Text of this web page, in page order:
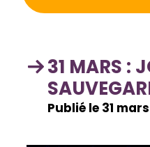
31 MARS :
Publié le 31